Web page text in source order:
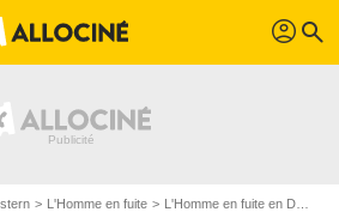
profil search
L'Homme en fuite L'Homme en fuite en DVD